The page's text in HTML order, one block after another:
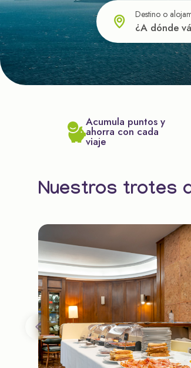
Destino o
Acumula puntos y
ahorra con cada
viaje
Nuestros trotes